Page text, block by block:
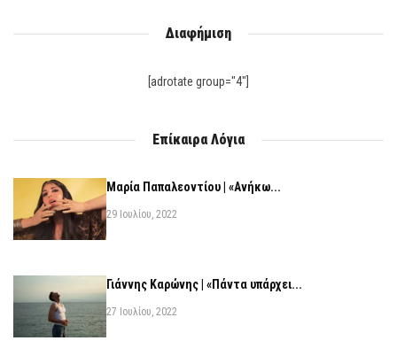
Διαφήμιση
[adrotate group="4"]
Επίκαιρα Λόγια
Μαρία Παπαλεοντίου | «Ανήκω...
29 Ιουλίου, 2022
Γιάννης Καρώνης | «Πάντα υπάρχει...
27 Ιουλίου, 2022